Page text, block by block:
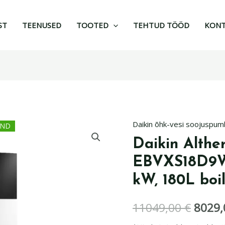
TEENUSED TOOTED TEHTUD TÖÖD
Daikin õhk-vesi
Daikin
kW, 180L
11049,00€
Algne
hind
oli:
Daikin
Altherma
3
R
EBVXS18D9W/
kW,